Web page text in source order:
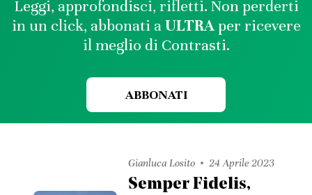
Leggi, approfondisci, rifletti. Non perderti
in un click, abbonati aULTRAper ricevere
il meglio di Contrasti.
ABBONATI
Gianluca Losito 24 Aprile 2023
Semper Fidelis,